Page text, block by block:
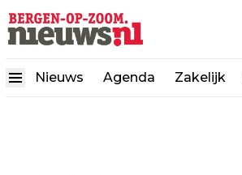
Nieuws Agenda Zakelijk